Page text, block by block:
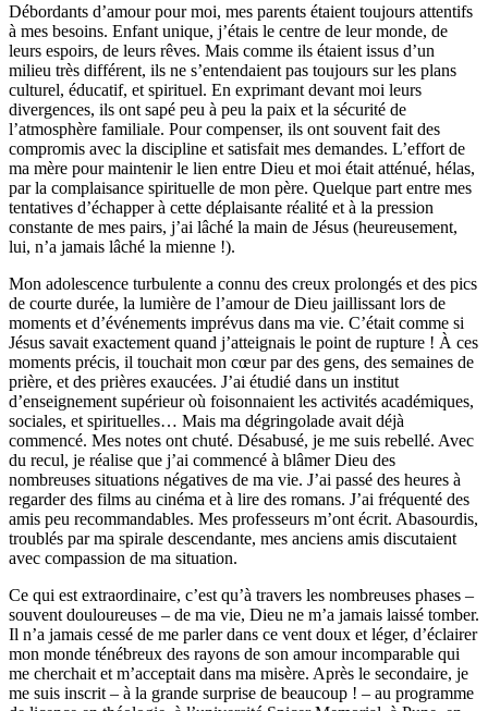
Débordants d’amour pour moi, mes parents étaient toujours attentifs
à mes besoins. Enfant unique, j’étais le centre de leur monde, de
leurs espoirs, de leurs rêves. Mais comme ils étaient issus d’un
milieu très différent, ils ne s’entendaient pas toujours sur les plans
culturel, éducatif, et spirituel. En exprimant devant moi leurs
divergences, ils ont sapé peu à peu la paix et la sécurité de
l’atmosphère familiale. Pour compenser, ils ont souvent fait des
compromis avec la discipline et satisfait mes demandes. L’effort de
ma mère pour maintenir le lien entre Dieu et moi était atténué, hélas,
par la complaisance spirituelle de mon père. Quelque part entre mes
tentatives d’échapper à cette déplaisante réalité et à la pression
constante de mes pairs, j’ai lâché la main de Jésus (heureusement,
lui, n’a jamais lâché la mienne !).
Mon adolescence turbulente a connu des creux prolongés et des pics
de courte durée, la lumière de l’amour de Dieu jaillissant lors de
moments et d’événements imprévus dans ma vie. C’était comme si
Jésus savait exactement quand j’atteignais le point de rupture ! À ces
moments précis, il touchait mon cœur par des gens, des semaines de
prière, et des prières exaucées. J’ai étudié dans un institut
d’enseignement supérieur où foisonnaient les activités académiques,
sociales, et spirituelles… Mais ma dégringolade avait déjà
commencé. Mes notes ont chuté. Désabusé, je me suis rebellé. Avec
du recul, je réalise que j’ai commencé à blâmer Dieu des
nombreuses situations négatives de ma vie. J’ai passé des heures à
regarder des films au cinéma et à lire des romans. J’ai fréquenté des
amis peu recommandables. Mes professeurs m’ont écrit. Abasourdis,
troublés par ma spirale descendante, mes anciens amis discutaient
avec compassion de ma situation.
Ce qui est extraordinaire, c’est qu’à travers les nombreuses phases –
souvent douloureuses – de ma vie, Dieu ne m’a jamais laissé tomber.
Il n’a jamais cessé de me parler dans ce vent doux et léger, d’éclairer
mon monde ténébreux des rayons de son amour incomparable qui
me cherchait et m’acceptait dans ma misère. Après le secondaire, je
me suis inscrit – à la grande surprise de beaucoup ! – au programme